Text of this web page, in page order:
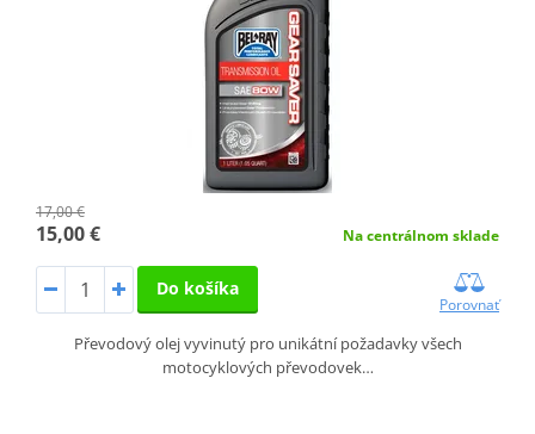
17,00 €
15,00 € Na centrálnom sklade
Do košíka
Porovnať
Převodový olej vyvinutý pro unikátní požadavky všech
motocyklových převodovek…